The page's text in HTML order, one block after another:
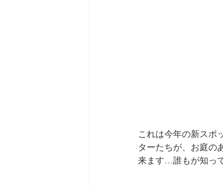
これは今年の新スポ
ターたちが、お庭の
来ます…誰もが知っ